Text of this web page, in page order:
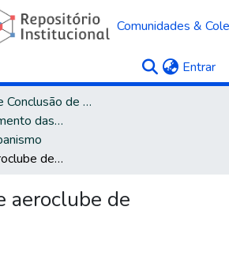
Comunidades &
Entrar
Trabalhos de Conclusão de Curso
Área do Conhecimento das Ciências Sociais Aplicadas
Aeródromo e aeroclube de Veranópolis
aeroclube de